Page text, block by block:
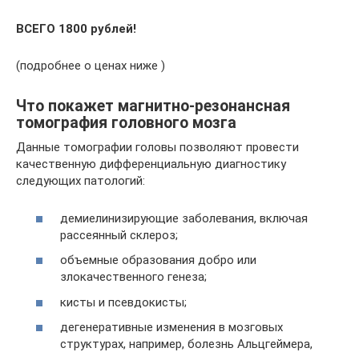
ВСЕГО 1800 рублей!
(подробнее о ценах ниже )
Что покажет магнитно-резонансная
томография головного мозга
Данные томографии головы позволяют провести
качественную дифференциальную диагностику
следующих патологий:
демиелинизирующие заболевания, включая
рассеянный склероз;
объемные образования добро или
злокачественного генеза;
кисты и псевдокисты;
дегенеративные изменения в мозговых
структурах, например, болезнь Альцгеймера,